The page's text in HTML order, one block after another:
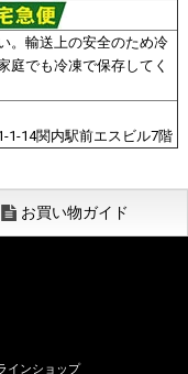
。輸送上の安全のため冷
庭でも冷凍で保存してく
1-14関内駅前エスビル7階
お買い物ガイド
インショップ